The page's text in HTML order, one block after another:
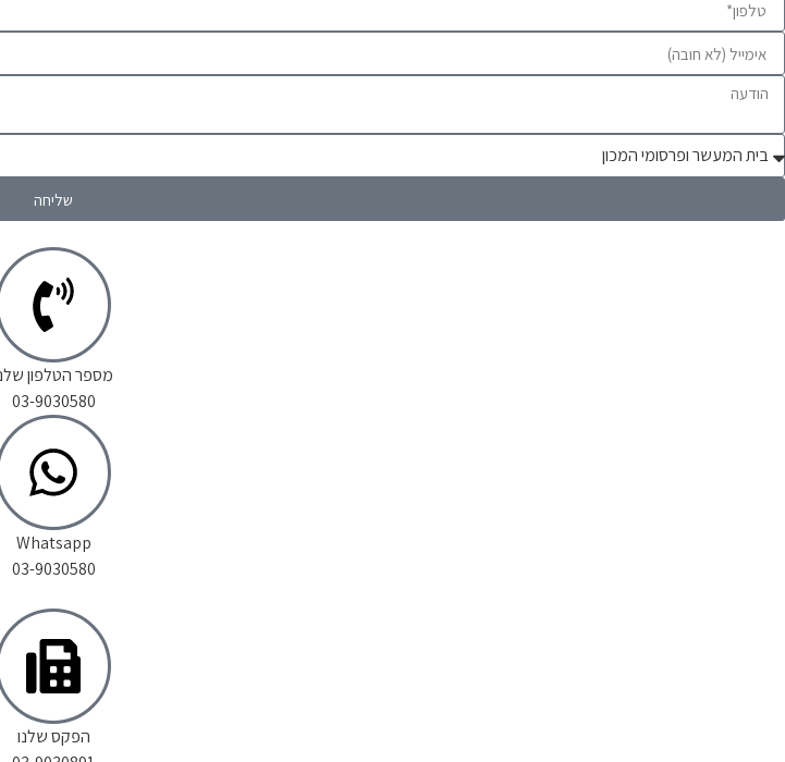
שליחה
מספר הטלפון
03-9030580
Whatsapp
03-9030580
הפקס שלנו